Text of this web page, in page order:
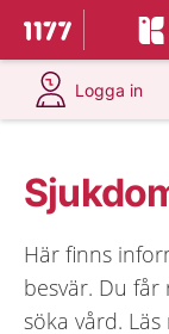
Till startsidan
Du har
Logga in
på 1177.se
Här finns
besvär. Du
söka vård.